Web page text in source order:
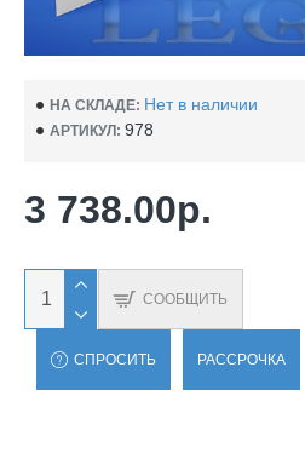
НА СКЛАДЕ: Нет в наличии
АРТИКУЛ: 978
3 738.00р.
СООБЩИТЬ
СПРОСИТЬ РАССРОЧКА